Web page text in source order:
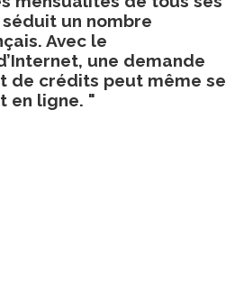
un nombre
Avec le
une demande
de crédits peut même se
en ligne. "